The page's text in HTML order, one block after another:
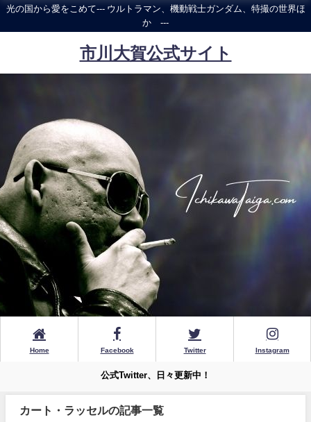
光の国から愛をこめて--- ウルトラマン、機動戦士ガンダム、特撮の世界ほ
か ---
市川大賀公式サイト
Home Facebook Twitter Instagram
公式Twitter、日々更新中！
カート・ラッセルの記事一覧